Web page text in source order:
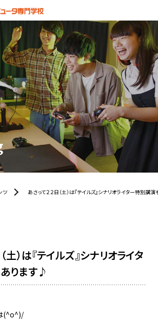
ツ あさって２２日（土）は『テイルズ』シナリオライター特別講
土）は『テイルズ』シナリオライタ
ります♪
(^o^)/